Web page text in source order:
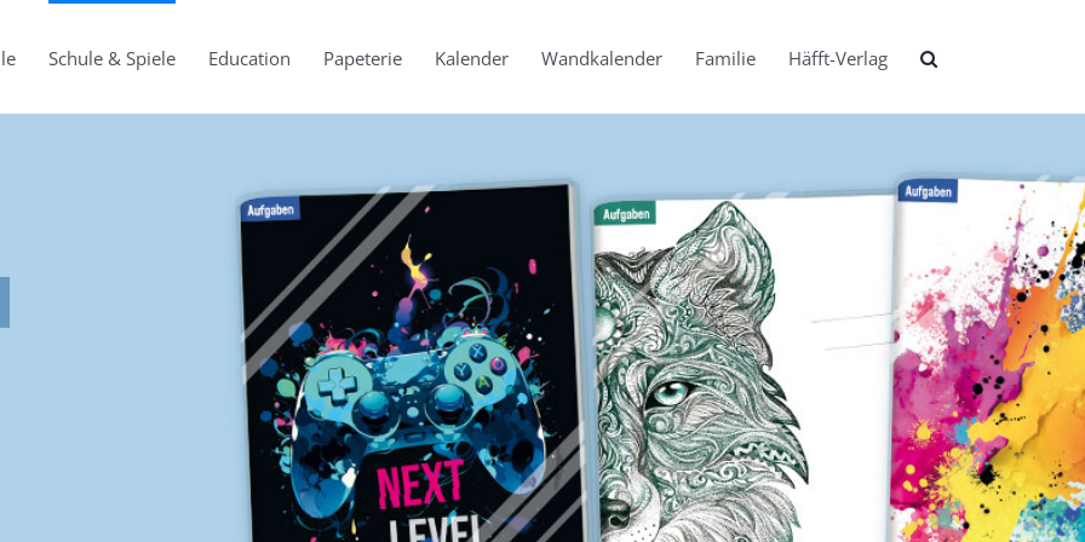
Schule & Spiele Education Papeterie Kalender Wandkalender Familie Häfft-Verlag